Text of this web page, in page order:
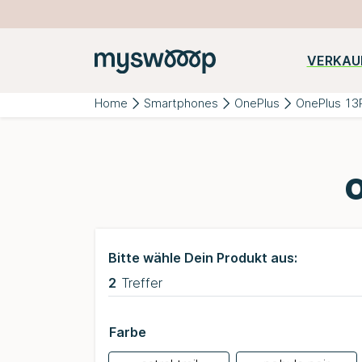
Beliebte
Kategorien:
iPhone Huawei
Home Smartphones OnePlus OnePlus
Bitte wähle Dein Produkt aus:
2 Treffer
Farbe